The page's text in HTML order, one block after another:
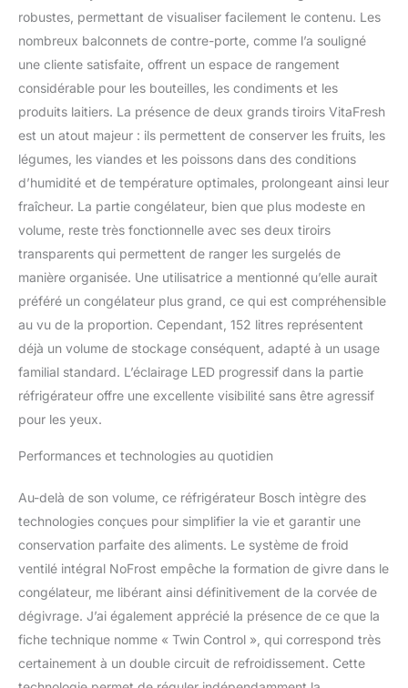
robustes, permettant de visualiser facilement le contenu. Les
nombreux balconnets de contre-porte, comme l’a souligné
une cliente satisfaite, offrent un espace de rangement
considérable pour les bouteilles, les condiments et les
produits laitiers. La présence de deux grands tiroirs VitaFresh
est un atout majeur : ils permettent de conserver les fruits, les
légumes, les viandes et les poissons dans des conditions
d’humidité et de température optimales, prolongeant ainsi leur
fraîcheur. La partie congélateur, bien que plus modeste en
volume, reste très fonctionnelle avec ses deux tiroirs
transparents qui permettent de ranger les surgelés de
manière organisée. Une utilisatrice a mentionné qu’elle aurait
préféré un congélateur plus grand, ce qui est compréhensible
au vu de la proportion. Cependant, 152 litres représentent
déjà un volume de stockage conséquent, adapté à un usage
familial standard. L’éclairage LED progressif dans la partie
réfrigérateur offre une excellente visibilité sans être agressif
pour les yeux.
Performances et technologies au quotidien
Au-delà de son volume, ce réfrigérateur Bosch intègre des
technologies conçues pour simplifier la vie et garantir une
conservation parfaite des aliments. Le système de froid
ventilé intégral NoFrost empêche la formation de givre dans le
congélateur, me libérant ainsi définitivement de la corvée de
dégivrage. J’ai également apprécié la présence de ce que la
fiche technique nomme « Twin Control », qui correspond très
certainement à un double circuit de refroidissement. Cette